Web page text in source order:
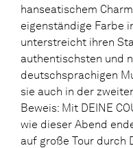
hanseatischem
eigenständige Farbe
unterstreicht ihren
authentischsten und
deutschsprachigen
sie auch in der
Beweis: Mit DEINE
wie dieser Abend
auf große Tour durch